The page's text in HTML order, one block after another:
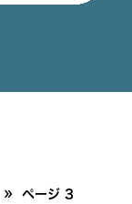
» ページ 3